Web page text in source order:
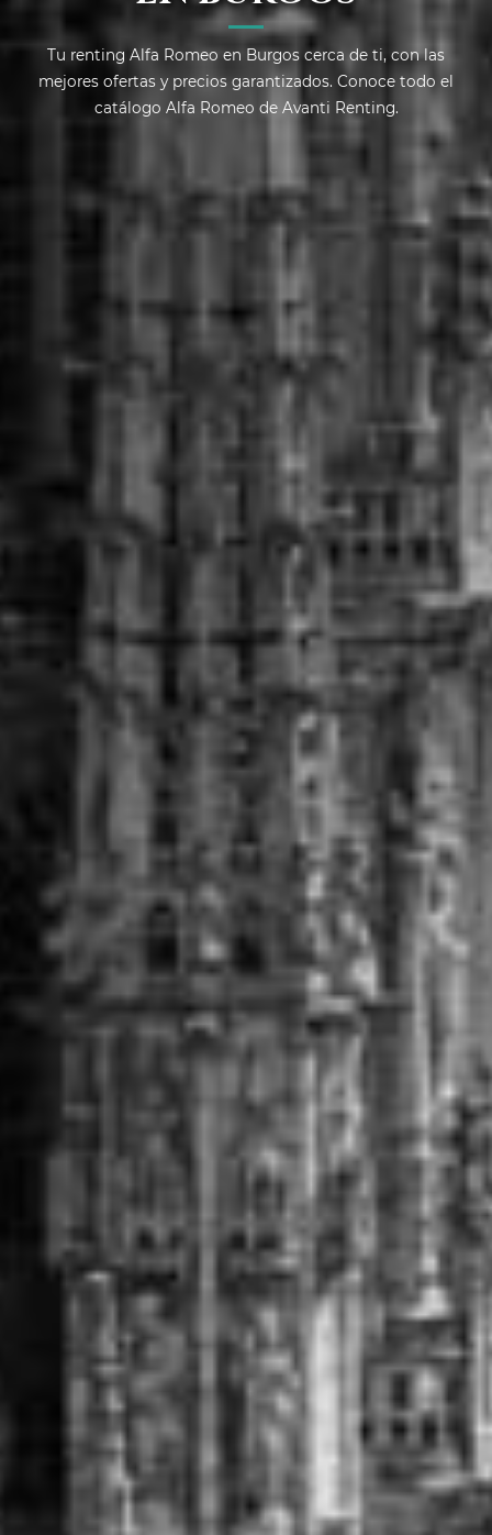
Tu renting Alfa Romeo en Burgos cerca de ti, con las
mejores ofertas y precios garantizados. Conoce todo el
catálogo Alfa Romeo de Avanti Renting.